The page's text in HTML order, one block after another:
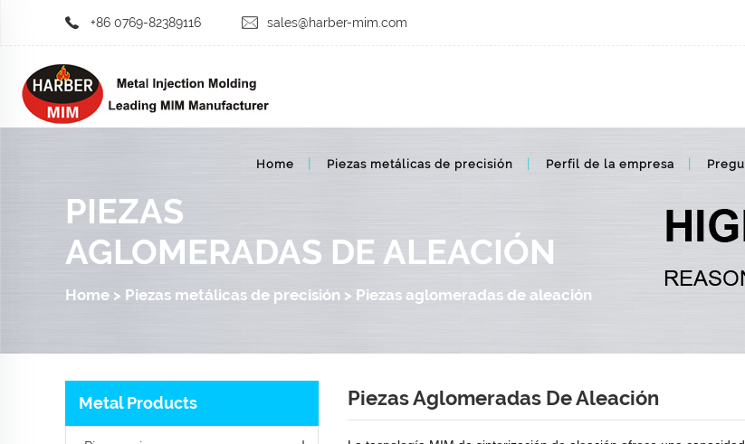
+86 0769-82389116 sales@harber-mim.com
Home Piezas metálicas de precisión Perfil de la empresa
PIEZAS
AGLOMERADAS DE ALEACIÓN
Home > Piezas metálicas de precisión > Piezas aglomeradas de aleación
Metal Products Piezas Aglomeradas De Aleación